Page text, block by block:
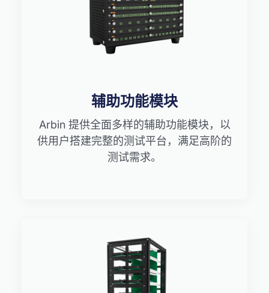
辅助功能模块
Arbin 提供全面多样的辅助功能模块，以
供用户搭建完整的测试平台，满足高阶的
测试需求。